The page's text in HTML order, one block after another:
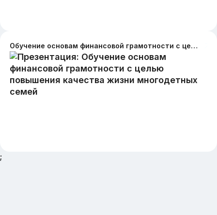
Обучение основам финансовой грамотности с целью повышения качества жизни многодетных семей
;